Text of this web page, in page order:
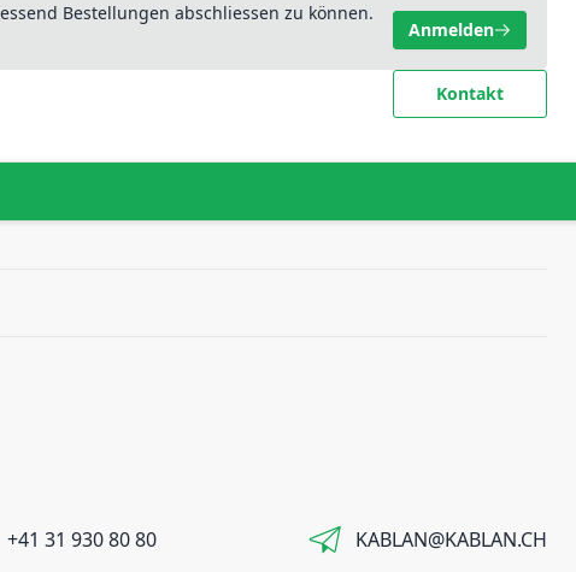
Bestellungen abschliessen zu können.
Anmelden
Kontakt
+41 31 930 80 80 KABLAN@KABLAN.CH